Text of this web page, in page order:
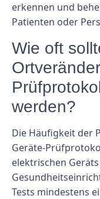
erkennen und
Patienten oder
Wie oft
werden?
Die Häufigkeit der
Geräte-
elektrischen
Tests mindestens